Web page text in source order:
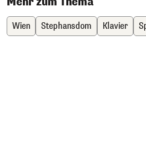
Wien Stephansdom Klavier